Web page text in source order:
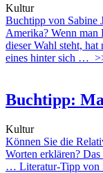
Kultur
Buchtipp von Sabine
Amerika? Wenn man
dieser Wahl steht,
eines hinter sich …
Buchtipp:
Kultur
Können Sie die
Worten erklären?
… Literatur-Tipp von